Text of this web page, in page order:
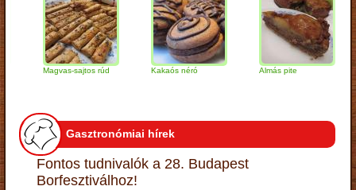
Magvas-sajtos rúd Kakaós néró Almás pite
Gasztronómiai hírek
Fontos tudnivalók a 28. Budapest
Borfesztiválhoz!